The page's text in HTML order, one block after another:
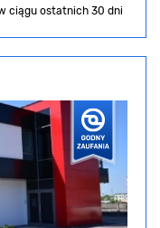
ciągu ostatnich 30 dni